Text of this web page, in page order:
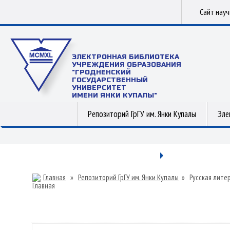
Сайт
ЭЛЕКТРОННАЯ БИБЛИОТЕКА
УЧРЕЖДЕНИЯ ОБРАЗОВАНИЯ
"ГРОДНЕНСКИЙ
ГОСУДАРСТВЕННЫЙ
УНИВЕРСИТЕТ
ИМЕНИ ЯНКИ КУПАЛЫ"
Репозиторий ГрГУ им. Янки Купалы
Главная » Репозиторий ГрГУ им. Янки Купалы » Русская